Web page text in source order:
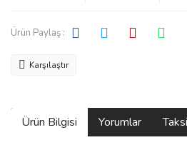
Ürün Paylaş :
Karşılaştır
Ürün Bilgisi Yorumlar